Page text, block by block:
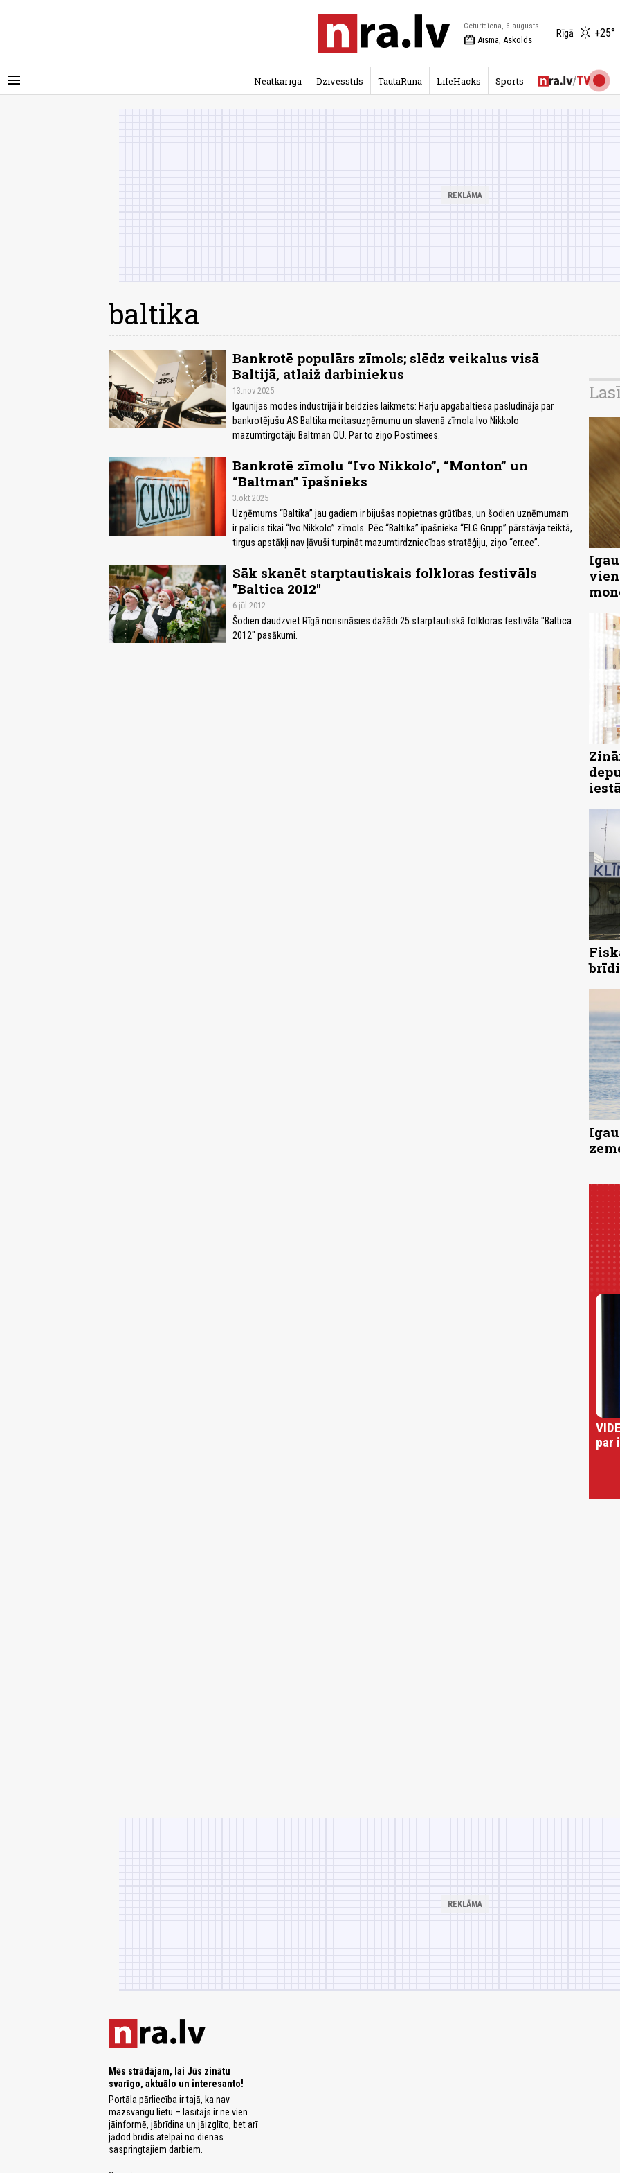
menu
Ceturtdiena, 6.augusts
redeem Aisma, Askolds
Rīgā +25°
Neatkarīgā Dzīvesstils TautaRunā LifeHacks Sports
baltika
Bankrotē populārs zīmols; slēdz veikalus visā
Baltijā, atlaiž darbiniekus
13.nov 2025
Igaunijas modes industrijā ir beidzies laikmets: Harju apgabaltiesa pasludināja par
bankrotējušu AS Baltika meitasuzņēmumu un slavenā zīmola Ivo Nikkolo
mazumtirgotāju Baltman OÜ. Par to ziņo Postimees.
Bankrotē zīmolu “Ivo Nikkolo”, “Monton” un
“Baltman” īpašnieks
3.okt 2025
Uzņēmums “Baltika” jau gadiem ir bijušas nopietnas grūtības, un šodien uzņēmumam
ir palicis tikai “Ivo Nikkolo” zīmols. Pēc “Baltika” īpašnieka “ELG Grupp” pārstāvja teiktā,
tirgus apstākļi nav ļāvuši turpināt mazumtirdzniecības stratēģiju, ziņo “err.ee”.
Sāk skanēt starptautiskais folkloras festivāls
"Baltica 2012"
6.jūl 2012
Šodien daudzviet Rīgā norisināsies dažādi 25.starptautiskā folkloras festivāla "Baltica
2012" pasākumi.
par
Mēs strādājam, lai Jūs zinātu
svarīgo, aktuālo un interesanto!
Portāla pārliecība ir tajā, ka nav
mazsvarīgu lietu – lasītājs ir ne vien
jāinformē, jābrīdina un jāizglīto, bet arī
jādod brīdis atelpai no dienas
saspringtajiem darbiem.